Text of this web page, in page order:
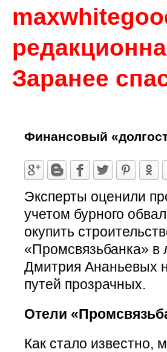
Заранее
Финансовый
Эксперты оценили
учетом бурного
окупить
«Промсвязьбанка» в
Дмитрия Ананьевых
путей прозрачных.
Отели
Как стало известно,